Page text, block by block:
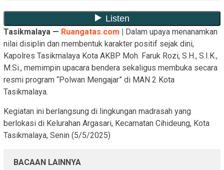
Tasikmalaya — Ruangatas.com | Dalam upaya menanamkan
nilai disiplin dan membentuk karakter positif sejak dini,
Kapolres Tasikmalaya Kota AKBP Moh. Faruk Rozi, S.H., S.I.K.,
M.Si., memimpin upacara bendera sekaligus membuka secara
resmi program “Polwan Mengajar” di MAN 2 Kota
Tasikmalaya.
Kegiatan ini berlangsung di lingkungan madrasah yang
berlokasi di Kelurahan Argasari, Kecamatan Cihideung, Kota
Tasikmalaya, Senin (5/5/2025)
BACAAN LAINNYA